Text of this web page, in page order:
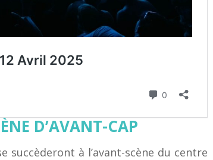
D’AVANT-CAP
succèderont à l’avant-scène du centre